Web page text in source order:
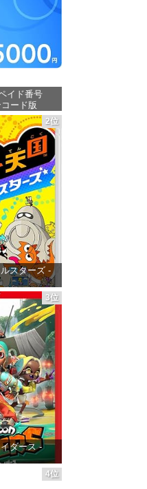
イド番号
ード版
価格：¥5,000
2位
スターズ -
価格：¥5,645
3位
ダース -
価格：¥6,446
4位